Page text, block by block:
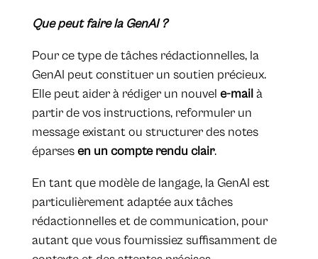
Que peut faire la GenAI ?
Pour ce type de tâches rédactionnelles, la
GenAI peut constituer un soutien précieux.
Elle peut aider à rédiger un nouvel e-mailà
partir de vos instructions, reformuler un
message existant ou structurer des notes
éparsesen un compte rendu clair.
En tant que modèle de langage, la GenAI est
particulièrement adaptée aux tâches
rédactionnelles et de communication, pour
autant que vous fournissiez suffisamment de